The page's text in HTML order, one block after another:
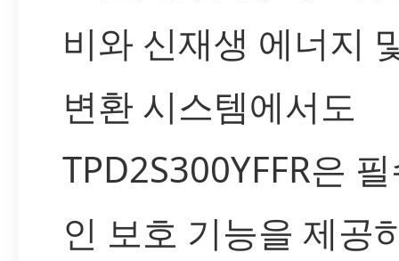
비와 신재생 에너지
변환 시스템에서도
TPD2S300YFFR은
인 보호 기능을 제공